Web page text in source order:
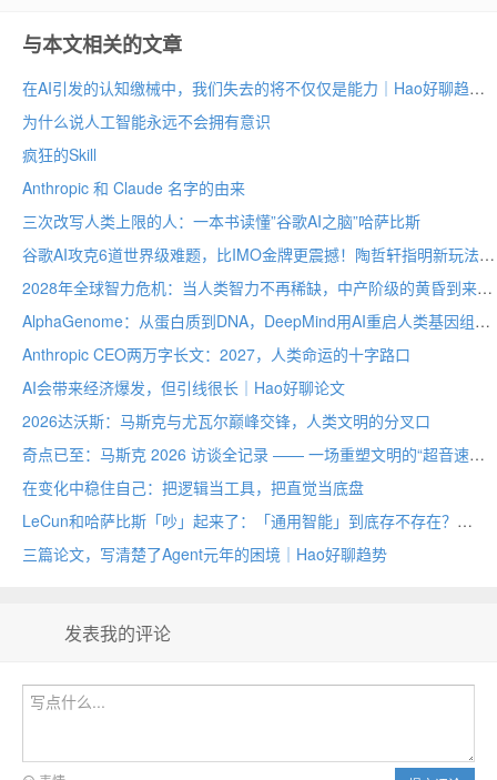
与本文相关的文章
在AI引发的认知缴械中，我们失去的将不仅仅是能力｜Hao好聊趋势
为什么说人工智能永远不会拥有意识
疯狂的Skill
Anthropic 和 Claude 名字的由来
三次改写人类上限的人：一本书读懂”谷歌AI之脑”哈萨比斯
谷歌AI攻克6道世界级难题，比IMO金牌更震撼！陶哲轩指明新玩法
2028年全球智力危机：当人类智力不再稀缺，中产阶级的黄昏到来？
AlphaGenome：从蛋白质到DNA，DeepMind用AI重启人类基因组计划
Anthropic CEO两万字长文：2027，人类命运的十字路口
AI会带来经济爆发，但引线很长｜Hao好聊论文
2026达沃斯：马斯克与尤瓦尔巅峰交锋，人类文明的分叉口
奇点已至：马斯克 2026 访谈全记录 —— 一场重塑文明的“超音速海啸”
在变化中稳住自己：把逻辑当工具，把直觉当底盘
LeCun和哈萨比斯「吵」起来了：「通用智能」到底存不存在？
三篇论文，写清楚了Agent元年的困境｜Hao好聊趋势
发表我的评论